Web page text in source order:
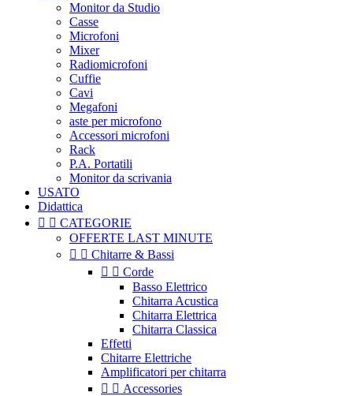
Monitor da Studio
Casse
Microfoni
Mixer
Radiomicrofoni
Cuffie
Cavi
Megafoni
aste per microfono
Accessori microfoni
Rack
P.A. Portatili
Monitor da scrivania
USATO
Didattica
  CATEGORIE
OFFERTE LAST MINUTE
  Chitarre & Bassi
  Corde
Basso Elettrico
Chitarra Acustica
Chitarra Elettrica
Chitarra Classica
Effetti
Chitarre Elettriche
Amplificatori per chitarra
  Accessories